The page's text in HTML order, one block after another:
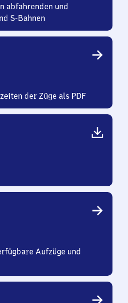
abfahrenden und
S-Bahnen
der Züge als PDF
Aufzüge und